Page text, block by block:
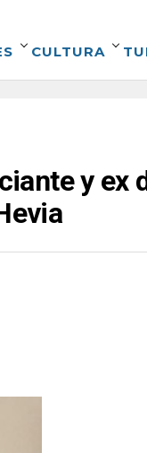
CULTURA
y ex